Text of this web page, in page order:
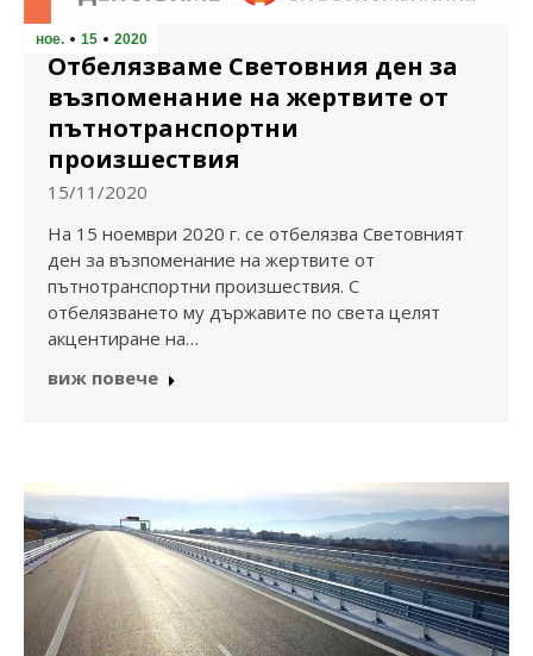
ное. 15 2020
Отбелязваме Световния ден за
възпоменание на жертвите от
пътнотранспортни
произшествия
15/11/2020
На 15 ноември 2020 г. се отбелязва Световният
ден за възпоменание на жертвите от
пътнотранспортни произшествия. С
отбелязването му държавите по света целят
акцентиране на…
виж повече